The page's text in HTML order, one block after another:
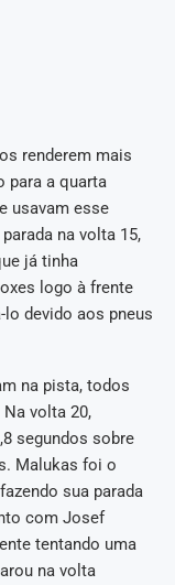
renderem mais
para a quarta
usavam esse
na volta 15,
já tinha
logo à frente
devido aos pneus
na pista, todos
volta 20,
segundos sobre
Malukas foi o
sua parada
com Josef
tentando uma
na volta